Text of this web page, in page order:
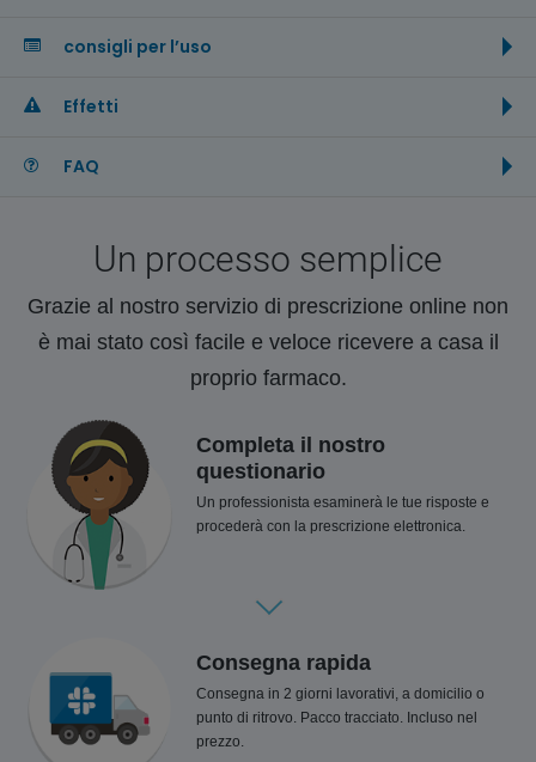
consigli per l’uso
Effetti
FAQ
Un processo semplice
Grazie al nostro servizio di prescrizione online non
è mai stato così facile e veloce ricevere a casa il
proprio farmaco.
Completa il nostro
questionario
Un professionista esaminerà le tue risposte e
procederà con la prescrizione elettronica.
Consegna rapida
Consegna in 2 giorni lavorativi, a domicilio o
punto di ritrovo. Pacco tracciato. Incluso nel
prezzo.